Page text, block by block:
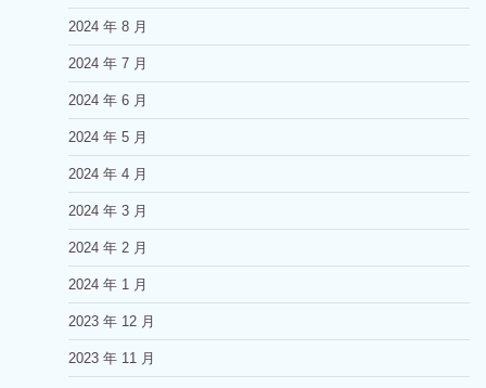
2024 年 8 月
2024 年 7 月
2024 年 6 月
2024 年 5 月
2024 年 4 月
2024 年 3 月
2024 年 2 月
2024 年 1 月
2023 年 12 月
2023 年 11 月